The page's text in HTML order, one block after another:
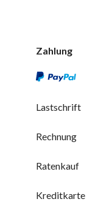
Zahlung
Lastschrift
Rechnung
Ratenkauf
Kreditkarte